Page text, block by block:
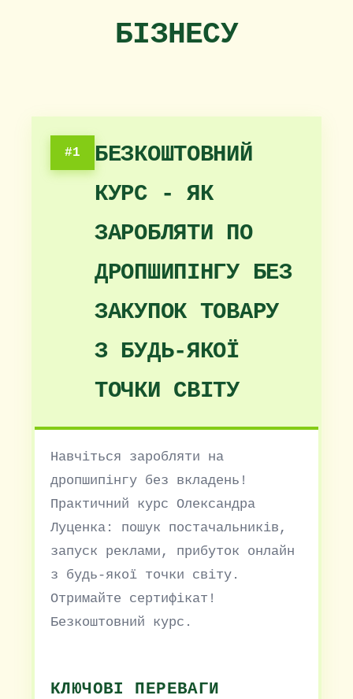
БІЗНЕСУ
#1
БЕЗКОШТОВНИЙ
КУРС - ЯК
ЗАРОБЛЯТИ ПО
ДРОПШИПІНГУ БЕЗ
ЗАКУПОК ТОВАРУ
З БУДЬ-ЯКОЇ
ТОЧКИ СВІТУ
Навчіться заробляти на
дропшипінгу без вкладень!
Практичний курс Олександра
Луценка: пошук постачальників,
запуск реклами, прибуток онлайн
з будь-якої точки світу.
Отримайте сертифікат!
Безкоштовний курс.
КЛЮЧОВІ ПЕРЕВАГИ